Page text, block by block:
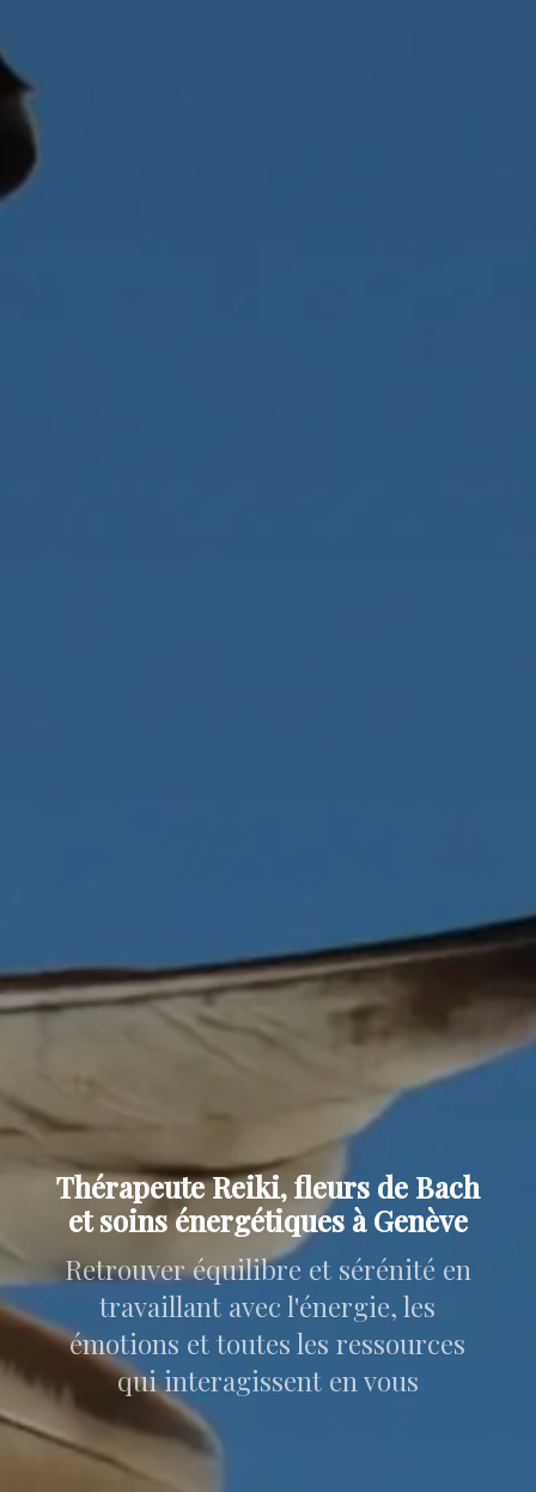
Thérapeute Reiki, fleurs de Bach
et soins énergétiques à Genève
Retrouver équilibre et sérénité en
travaillant avec l'énergie, les
émotions et toutes les ressources
qui interagissent en vous